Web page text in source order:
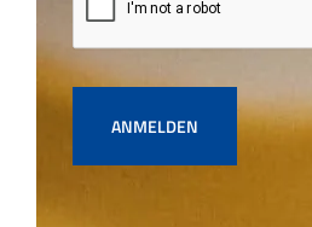
ANMELDEN